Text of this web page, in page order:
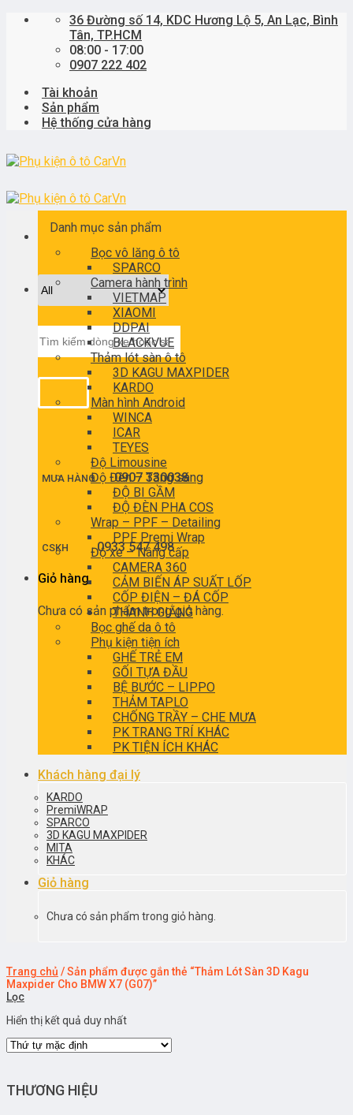
Skip
36 Đường số 14, KDC Hương Lộ 5, An Lạc, Bình
Tân, TP.HCM
08:00 - 17:00
0907 222 402
Tài khoản
Sản phẩm
Hệ thống cửa hàng
kiếm:
MUA HÀNG0907 330038
CSKH0933 547 498
Giỏ hàng
Chưa có sản phẩm trong giỏ hàng.
Danh mục sản phẩm
Bọc vô lăng ô tô
SPARCO
Camera hành trình
VIETMAP
XIAOMI
DDPAI
BLACKVUE
Thảm lót sàn ô tô
3D KAGU MAXPIDER
KARDO
Màn hình Android
WINCA
ICAR
TEYES
Độ Limousine
Độ Đèn – Tăng sáng
ĐỘ BI GẦM
ĐỘ ĐÈN PHA COS
Wrap – PPF – Detailing
PPF Premi Wrap
Độ xe – Nâng cấp
CAMERA 360
CẢM BIẾN ÁP SUẤT LỐP
CỐP ĐIỆN – ĐÁ CỐP
THANH GIẰNG
Bọc ghế da ô tô
Phụ kiện tiện ích
GHẾ TRẺ EM
GỐI TỰA ĐẦU
BỆ BƯỚC – LIPPO
THẢM TAPLO
CHỐNG TRẦY – CHE MƯA
PK TRANG TRÍ KHÁC
PK TIỆN ÍCH KHÁC
Khách hàng đại lý
KARDO
PremiWRAP
SPARCO
3D KAGU MAXPIDER
MITA
KHÁC
Giỏ hàng
Chưa có sản phẩm trong giỏ hàng.
Trang chủ /Sản phẩm được gắn thẻ “Thảm Lót Sàn 3D Kagu
Maxpider Cho BMW X7 (G07)”
Lọc
Hiển thị kết quả duy nhất
THƯƠNG HIỆU